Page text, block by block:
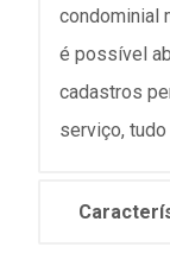
condominial
é possível
cadastros
serviço,